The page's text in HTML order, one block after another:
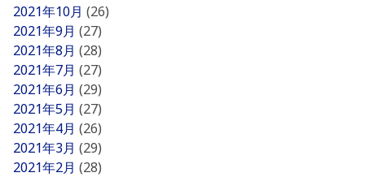
2021年10月 (26)
2021年9月 (27)
2021年8月 (28)
2021年7月 (27)
2021年6月 (29)
2021年5月 (27)
2021年4月 (26)
2021年3月 (29)
2021年2月 (28)